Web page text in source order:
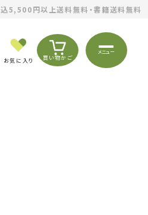
5,500円以上送料無料・書籍送料無料
お気に入り 買い物かご
メニュー